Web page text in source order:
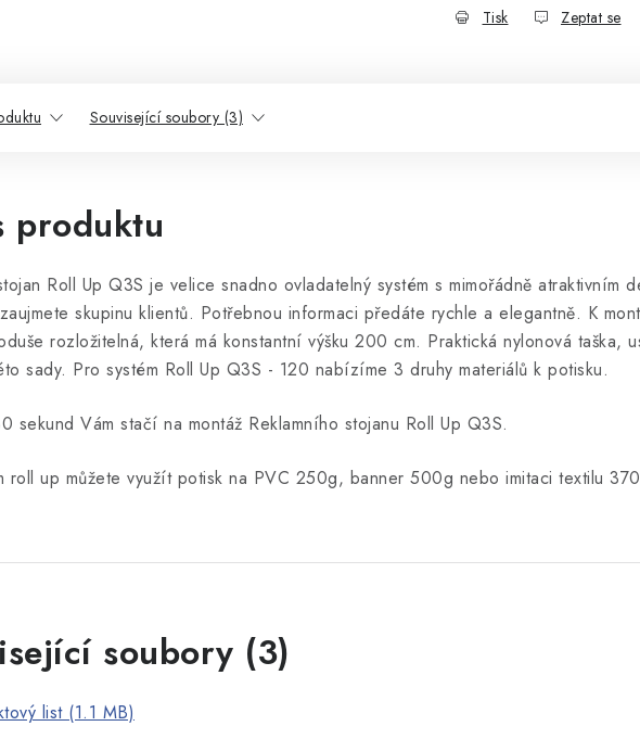
Tisk Zeptat se
Související soubory (3)
produktu
Roll Up Q3S je velice snadno ovladatelný systém s mimořádně atraktivním
skupinu klientů. Potřebnou informaci předáte rychle a elegantně. K
rozložitelná, která má konstantní výšku 200 cm. Praktická nylonová taška,
sady. Pro systém Roll Up Q3S - 120 nabízíme 3 druhy materiálů k potisku.
sekund Vám stačí na montáž Reklamního stojanu Roll Up Q3S.
roll up můžete využít potisk na PVC 250g, banner 500g nebo imitaci textilu
soubory (3)
list (1.1 MB)